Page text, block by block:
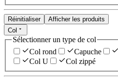
Réinitialiser
Afficher les produits
Col
Sélectionner un type de col
Col rond
Capuche
Col U
Col zippé